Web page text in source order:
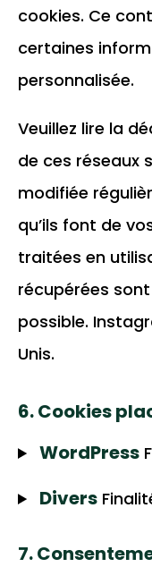
cookies. Ce
certaines
personnalisée.
Veuillez lire la
de ces réseaux
modifiée
qu’ils font de
traitées en
récupérées
possible.
Unis.
6. Cookies
WordPress
Divers
7.